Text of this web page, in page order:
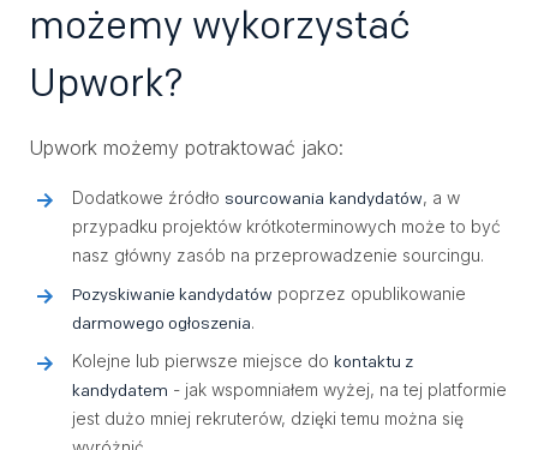
możemy wykorzystać
Upwork?
Upwork możemy potraktować jako:
Dodatkowe źródło sourcowania kandydatów, a w
przypadku projektów krótkoterminowych może to być
nasz główny zasób na przeprowadzenie sourcingu.
Pozyskiwanie kandydatów poprzez opublikowanie
darmowego ogłoszenia.
Kolejne lub pierwsze miejsce do kontaktu z
kandydatem - jak wspomniałem wyżej, na tej platformie
jest dużo mniej rekruterów, dzięki temu można się